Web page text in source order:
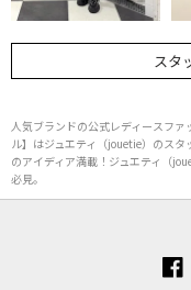
スタ
人気ブランドの公式レディースフ
ル】はジュエティ（jouetie）のス
のアイディア満載！ジュエティ（
必見。